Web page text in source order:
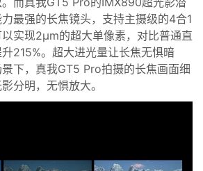
最强的长焦镜头， 支持主摄级的4合1
以实现2μm的超大单像素，对比普通直
215%。 超大进光量让长焦无惧暗
下， 真我GT5 Pro拍摄的长焦画面细
影分明，无惧放大。